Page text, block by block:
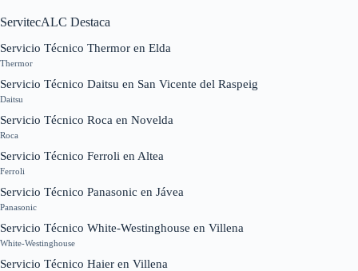
ServitecALC Destaca
Servicio Técnico Thermor en Elda
Thermor
Servicio Técnico Daitsu en San Vicente del Raspeig
Daitsu
Servicio Técnico Roca en Novelda
Roca
Servicio Técnico Ferroli en Altea
Ferroli
Servicio Técnico Panasonic en Jávea
Panasonic
Servicio Técnico White-Westinghouse en Villena
White-Westinghouse
Servicio Técnico Haier en Villena